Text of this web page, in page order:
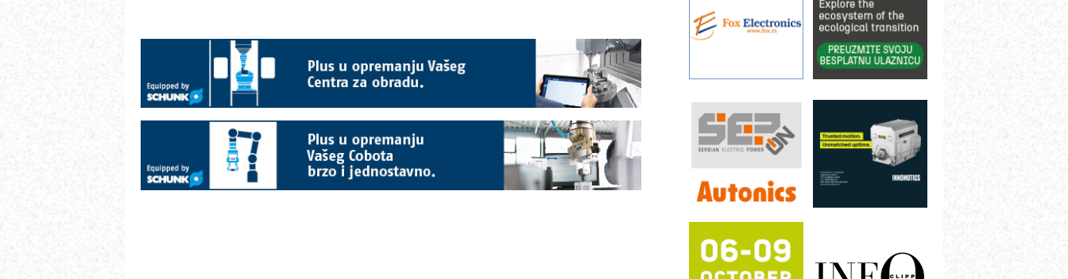
FANUC: Najbolje za vašu pametnu
automatizaciju
Efikasno upravljanje energijom
Automatizacija pakovanja · Display
Proizvodnja iC7 Hybrid 1500 VDC
mrežnog pretvarača sa tečnim
hlađenjem
Potpuna efikasnost bez složenih
sistema
Trajna oznaka kao dugoročna korist
Bezbednost na prvom mestu!
IB BLUMENAUER - više od 40 godina
poverenja u industriji